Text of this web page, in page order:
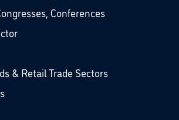
Conferences
& Retail Trade Sectors